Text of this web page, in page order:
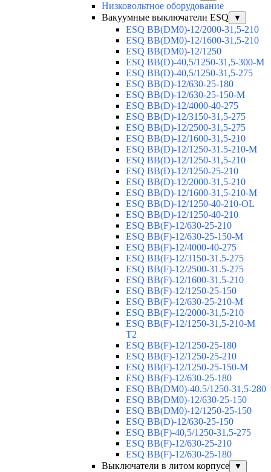
Низковольтное оборудование
Вакуумные выключатели ESQ
▼
ESQ ВВ(DM0)-12/2000-31,5-210
ESQ ВВ(DM0)-12/1600-31,5-210
ESQ ВВ(DM0)-12/1250
ESQ ВВ(D)-40,5/1250-31,5-300-М
ESQ ВВ(D)-40,5/1250-31,5-275
ESQ ВВ(D)-12/630-25-180
ESQ ВВ(D)-12/630-25-150-М
ESQ ВВ(D)-12/4000-40-275
ESQ ВВ(D)-12/3150-31,5-275
ESQ ВВ(D)-12/2500-31,5-275
ESQ ВВ(D)-12/1600-31,5-210
ESQ ВВ(D)-12/1250-31.5-210-М
ESQ ВВ(D)-12/1250-31,5-210
ESQ ВВ(D)-12/1250-25-210
ESQ BB(D)-12/2000-31,5-210
ESQ BB(D)-12/1600-31,5-210-М
ESQ BB(D)-12/1250-40-210-OL
ESQ BB(D)-12/1250-40-210
ESQ ВВ(F)-12/630-25-210
ESQ ВВ(F)-12/630-25-150-М
ESQ ВВ(F)-12/4000-40-275
ESQ ВВ(F)-12/3150-31.5-275
ESQ ВВ(F)-12/2500-31.5-275
ESQ ВВ(F)-12/1600-31.5-210
ESQ ВВ(F)-12/1250-25-150
ESQ BB(F)-12/630-25-210-М
ESQ BB(F)-12/2000-31,5-210
ESQ BB(F)-12/1250-31,5-210-М
T2
ESQ BB(F)-12/1250-25-180
ESQ ВВ(F)-12/1250-25-210
ESQ ВВ(F)-12/1250-25-150-М
ESQ BB(F)-12/630-25-180
ESQ ВВ(DM0)-40.5/1250-31,5-280
ESQ ВВ(DM0)-12/630-25-150
ESQ ВВ(DM0)-12/1250-25-150
ESQ BB(D)-12/630-25-150
ESQ ВВ(F)-40,5/1250-31,5-275
ESQ ВВ(F)-12/630-25-210
ESQ ВВ(F)-12/630-25-180
Выключатели в литом корпусе
▼